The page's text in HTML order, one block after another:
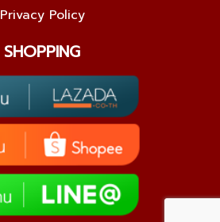
Privacy Policy
SHOPPING